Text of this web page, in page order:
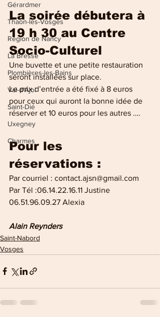
Gérardmer
Thaon-les-Vosges
Région de Nancy
La Bresse
Plombières-les-Bains
Val-d'Ajol
Saint-Dié
Uxegney
Charmes
La soirée débutera à
19 h 30 au Centre
Socio-Culturel
Une buvette et une petite restauration
seront installées sur place.
Le prix d’entrée a été fixé à 8 euros
pour ceux qui auront la bonne idée de
réserver et 10 euros pour les autres ….
Pour les
réservations :
Par courriel : contact.ajsn@gmail.com
Par Tél :06.14.22.16.11 Justine
06.51.96.09.27 Alexia
Alain Reynders
Saint-Nabord
Vosges